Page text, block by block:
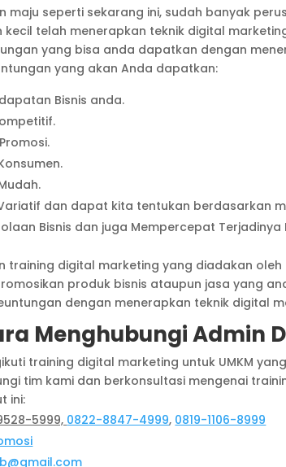
maju seperti sekarang ini, sudah banyak
telah menerapkan teknik digital
yang bisa anda dapatkan dengan
yang akan Anda dapatkan:
Bisnis anda.
dan dapat kita tentukan berdasarkan
Bisnis dan juga Mempercepat Terjadinya
training digital marketing yang diadakan
produk bisnis ataupun jasa yang
dengan menerapkan teknik digital
Menghubungi Admin
training digital marketing untuk UMKM
tim kami dan berkonsultasi mengenai
ini:
5999, 0822-8847-4999, 0819-1106-8999